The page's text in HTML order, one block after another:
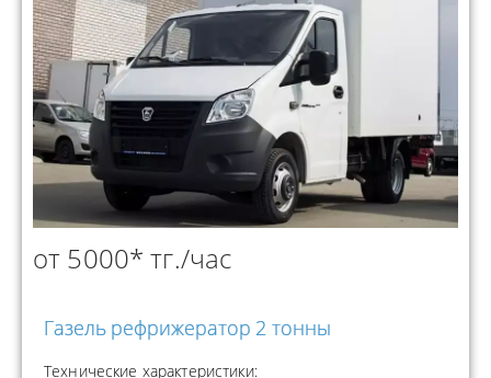
от 5000* тг./час
Газель рефрижератор 2 тонны
Технические характеристики: